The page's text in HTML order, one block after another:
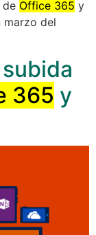
de Office 365 y
marzo del
365 y